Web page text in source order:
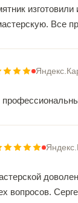
Все
вопросов.